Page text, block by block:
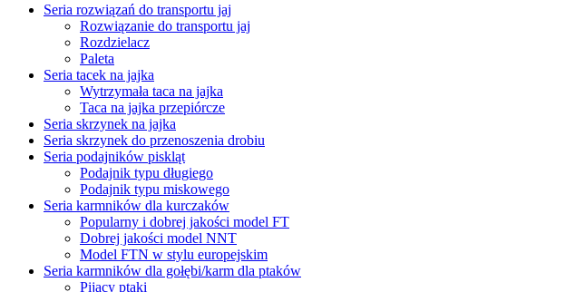
Seria rozwiązań do transportu jaj
Rozwiązanie do transportu jaj
Rozdzielacz
Paleta
Seria tacek na jajka
Wytrzymała taca na jajka
Taca na jajka przepiórcze
Seria skrzynek na jajka
Seria skrzynek do przenoszenia drobiu
Seria podajników piskląt
Podajnik typu długiego
Podajnik typu miskowego
Seria karmników dla kurczaków
Popularny i dobrej jakości model FT
Dobrej jakości model NNT
Model FTN w stylu europejskim
Seria karmników dla gołębi/karm dla ptaków
Pijący ptaki